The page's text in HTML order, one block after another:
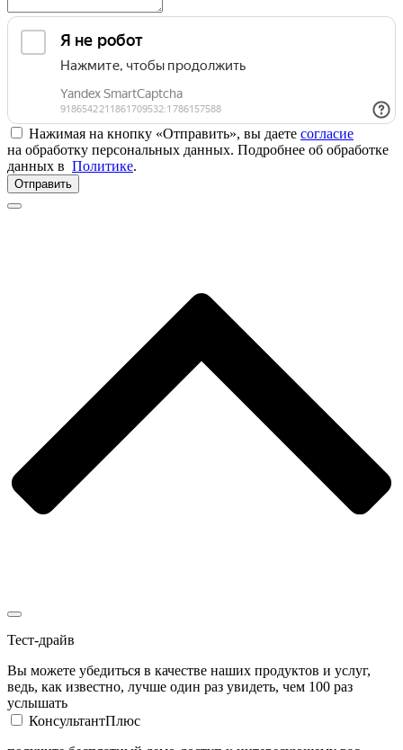
Нажимая на кнопку «Отправить», вы даете согласие
на обработку персональных данных. Подробнее об обработке
данных в Политике.
Отправить
Тест-драйв
Вы можете убедиться в качестве наших продуктов и услуг,
ведь, как известно, лучше один раз увидеть, чем 100 раз
услышать
КонсультантПлюс